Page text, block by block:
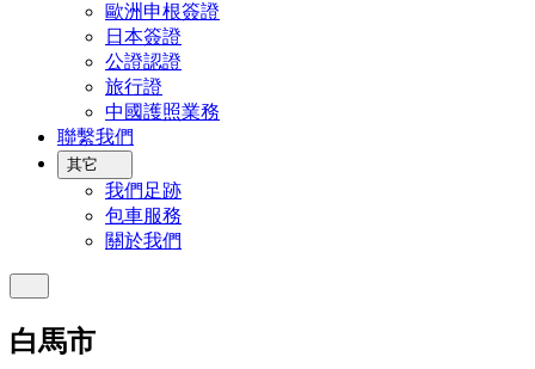
歐洲申根簽證
日本簽證
公證認證
旅行證
中國護照業務
聯繫我們
其它
我們足跡
包車服務
關於我們
白馬市